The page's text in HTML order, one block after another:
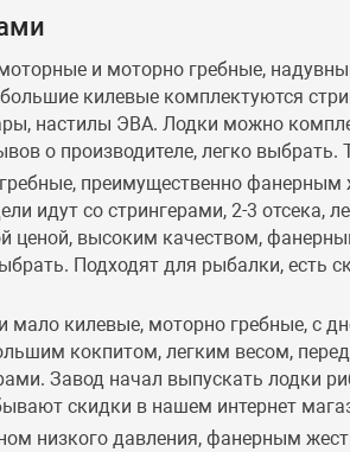
и моторно гребные,
килевые комплектуются
настилы ЭВА. Лодки можно
о производителе, легко
преимущественно
идут со стрингерами, 2-3 отсека,
ценой, высоким качеством,
Подходят для рыбалки, есть
мало килевые, моторно гребные, с
кокпитом, легким весом,
Завод начал выпускать лодки
скидки в нашем интернет
низкого давления, фанерным